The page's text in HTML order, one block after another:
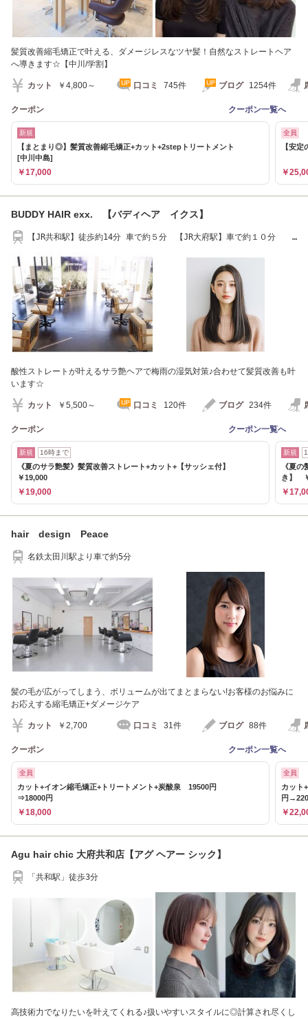
髪質改善縮毛矯正で叶える、ダメージレスなツヤ髪！自然なストレートヘア
へ導きます☆【中川/学割】
カット ￥4,800～ 口コミ 745件 ブログ 1254件
クーポン クーポン一覧へ
新規
【まとまり◎】髪質改善縮毛矯正+カット+2stepトリートメント
[中川中島]
￥17,000
全員
【安
￥
BUDDY HAIR exx. 【バディヘア イクス】
【JR共和駅】徒歩約14分 車で約５分 【JR大府駅】車で約１０分
酸性ストレートが叶えるサラ艶ヘアで梅雨の湿気対策♪合わせて髪質改善も叶
います☆
カット ￥5,500～ 口コミ 120件 ブログ 234件
クーポン クーポン一覧へ
新規 16時まで
《夏のサラ艶髪》髪質改善ストレート+カット+【サッシェ付】
￥19,000
￥19,000
新規
《夏
き】
￥
hair design Peace
名鉄太田川駅より車で約5分
髪の毛が広がってしまう、ボリュームが出てまとまらない!お客様のお悩みに
お応えする縮毛矯正+ダメージケア
カット ￥2,700 口コミ 31件 ブログ 88件
クーポン クーポン一覧へ
全員
カット+イオン縮毛矯正+トリートメント+炭酸泉 19500円
⇒18000円
￥18,000
全員
カット
円
￥
Agu hair chic 大府共和店【アグ ヘアー シック】
「共和駅」徒歩3分
高技術力でなりたいを叶えてくれる♪扱いやすいスタイルに◎計算され尽くし